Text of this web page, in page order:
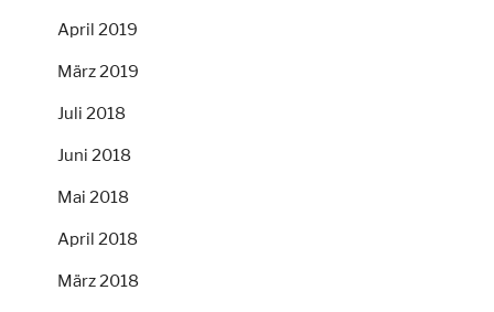
April 2019
März 2019
Juli 2018
Juni 2018
Mai 2018
April 2018
März 2018